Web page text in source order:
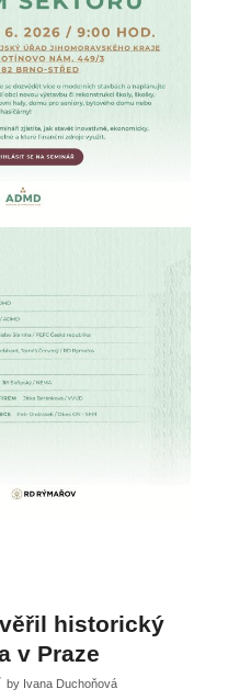
historický
v Praze
by Ivana Duchoňová